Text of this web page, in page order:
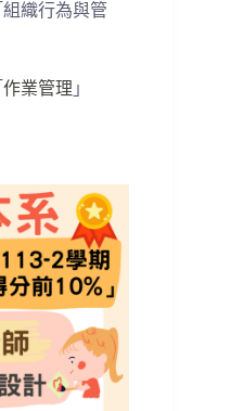
組織行為與管
作業管理 」